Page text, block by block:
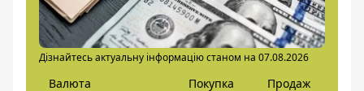
Дізнайтесь актуальну інформацію станом на 07.08.2026
Валюта Покупка Продаж